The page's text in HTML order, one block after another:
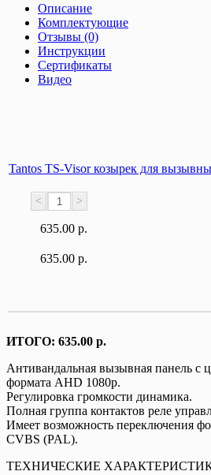
Описание
Комплектующие
Отзывы (0)
Инструкции
Сертификаты
Видео
Tantos TS-Visor козырек для
< >
635.00 р.
635.00 р.
ИТОГО: 635.00 р.
Антивандальная вызывная панель с
формата AHD 1080p.
Регулировка громкости динамика.
Полная группа контактов реле
Имеет возможность переключения
CVBS (PAL).
ТЕХНИЧЕСКИЕ